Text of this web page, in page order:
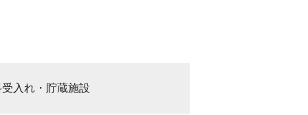
受入れ・貯蔵施設